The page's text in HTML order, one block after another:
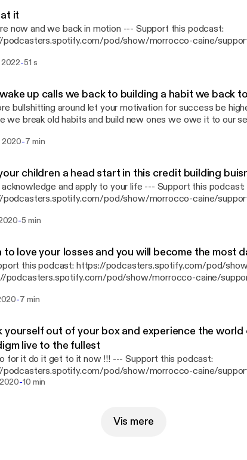
it
and we back in motion --- Support this podcast:
podcasters.spotify.com/pod/show/morrocco-caine/
2022-51 s
up calls we back to building a habit we back
bullshitting around let your motivation for success be
we break old habits and build new ones we owe it to our
pod/show/morrocco-caine/support
2020-7 min
children a head start in this credit building
and apply to your life --- Support this podcast:
podcasters.spotify.com/pod/show/morrocco-caine/
-5 min
to love your losses and you will become the most
podcasters.spotify.com/pod/show/morrocco-caine/
-7 min
yourself out of your box and experience the world
live to the fullest
do it get to it now !!! --- Support this podcast:
podcasters.spotify.com/pod/show/morrocco-caine/
podcasters.spotify.com/pod/show/morrocco-caine/
-10 min
Vis mere